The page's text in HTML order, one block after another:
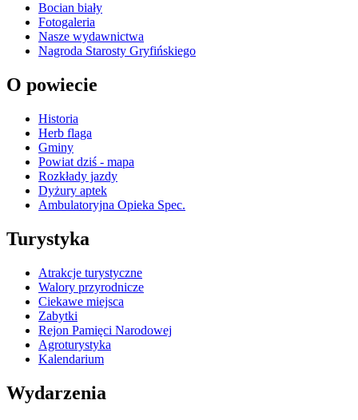
Bocian biały
Fotogaleria
Nasze wydawnictwa
Nagroda Starosty Gryfińskiego
O powiecie
Historia
Herb flaga
Gminy
Powiat dziś - mapa
Rozkłady jazdy
Dyżury aptek
Ambulatoryjna Opieka Spec.
Turystyka
Atrakcje turystyczne
Walory przyrodnicze
Ciekawe miejsca
Zabytki
Rejon Pamięci Narodowej
Agroturystyka
Kalendarium
Wydarzenia